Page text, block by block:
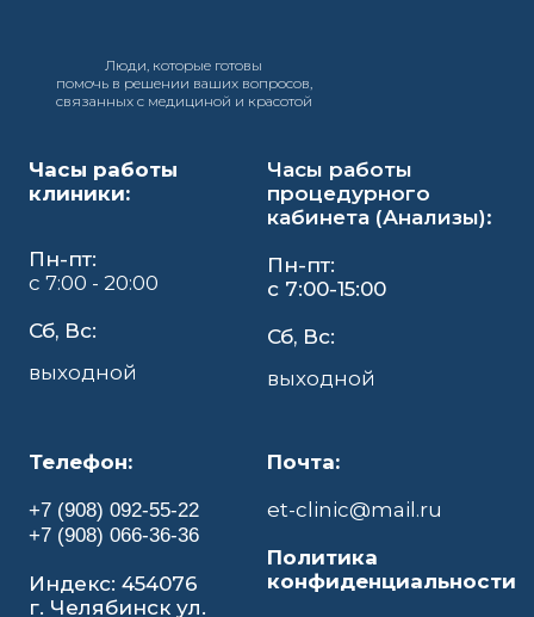
Люди, которые готовы
помочь в решении ваших вопросов,
связанных с медициной и красотой
Часы работы
клиники:
Пн-пт:
с 7:00 - 20:00
Сб, Вс:
выходной
Часы работы
процедурного
кабинета (Анализы):
Пн-пт:
с 7:00-15:00
Сб, Вс:
выходной
Телефон:
+7 (908) 092-55-22
+7 (908) 066-36-36
Индекс: 454076
г. Челябинск ул.
Почта:
et-clinic@mail.ru
Политика
конфиденциальности